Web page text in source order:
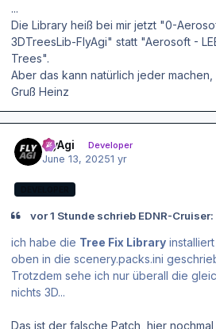
...
Die Library heiß bei mir jetzt "0-
3DTreesLib-FlyAgi" statt "Aerosoft -
Trees".
Aber das kann natürlich jeder machen,
Gruß Heinz
FlyAgi Developer
June 13, 20251 yr
vor 1 Stunde schrieb EDNR-Cruiser:
ich habe die Tree Fix Library
oben in die scenery.packs.ini
Trotzdem sehe ich nur überall die
nichts 3D...
Das ist der falsche Patch, hier